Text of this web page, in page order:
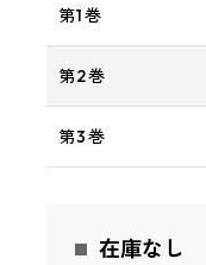
第1巻
第2巻
第3巻
在庫なし